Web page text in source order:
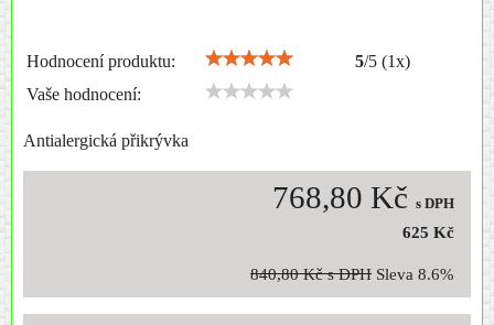
Hodnocení produktu: 5/5 (1x)
Vaše hodnocení:
Antialergická přikrývka
768,80 Kč s DPH
625 Kč
840,80 Kč s DPH Sleva 8.6%